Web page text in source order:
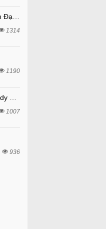
1314
1190
1007
936